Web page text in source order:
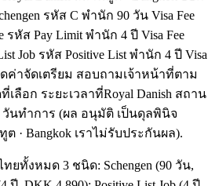
รหัส C พำนัก 90 วัน Visa Fee
รหัส Pay Limit พำนัก 4 ปี Visa Fee
Job รหัส Positive List พำนัก 4 ปี Visa
ดค่าจัดเตรียม สอบถามเจ้าหน้าที่ตาม
ลือก ระยะเวลาที่Royal Danish สถาน
วันทำการ (ผล อนุมัติ เป็นดุลพินิจ
ต · Bangkok เราไม่รับประกันผล).
ยทั้งหมด 3 ชนิด: Schengen (90 วัน,